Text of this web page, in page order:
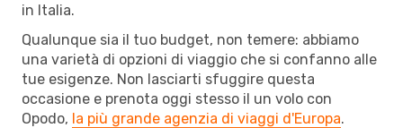
in Italia.
Qualunque sia il tuo budget, non temere: abbiamo
una varietà di opzioni di viaggio che si confanno alle
tue esigenze. Non lasciarti sfuggire questa
occasione e prenota oggi stesso il un volo con
Opodo, la più grande agenzia di viaggi d'Europa.